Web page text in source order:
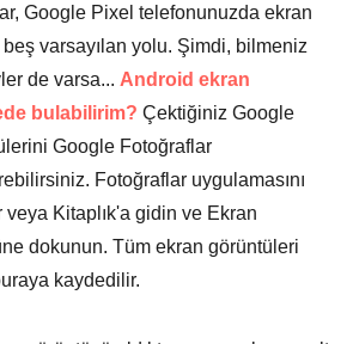
Google Pixel telefonunuzda ekran
varsayılan yolu. Şimdi, bilmeniz
de varsa... Android ekran
bulabilirim? Çektiğiniz Google
Google Fotoğraflar
Fotoğraflar uygulamasını
veya Kitaplık'a gidin ve Ekran
dokunun. Tüm ekran görüntüleri
kaydedilir.